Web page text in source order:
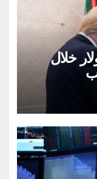
دولار خلال